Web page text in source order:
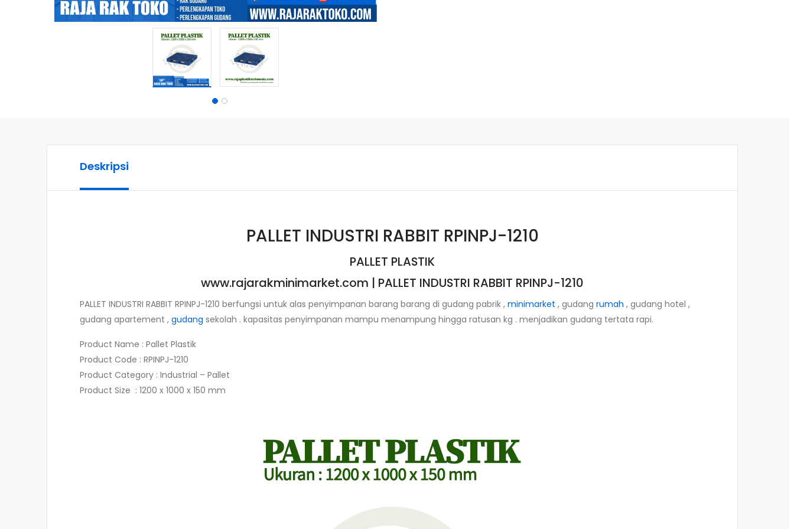
Deskripsi
PALLET INDUSTRI RABBIT RPINPJ-1210
PALLET PLASTIK
www.rajarakminimarket.com | PALLET INDUSTRI RABBIT RPINPJ-1210
PALLET INDUSTRI RABBIT RPINPJ-1210 berfungsi untuk alas penyimpanan barang barang di gudang pabrik , minimarket , gudang rumah , gudang hotel ,
gudang apartement , gudang sekolah . kapasitas penyimpanan mampu menampung hingga ratusan kg . menjadikan gudang tertata rapi.
Product Name : Pallet Plastik
Product Code : RPINPJ-1210
Product Category : Industrial – Pallet
Product Size : 1200 x 1000 x 150 mm